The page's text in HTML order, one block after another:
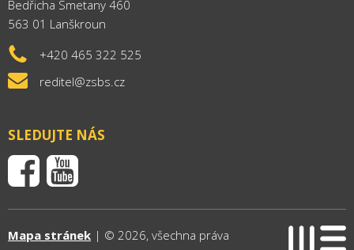
Bedřicha Smetany 460
563 01 Lanškroun
+420 465 322 525
reditel@zsbs.cz
SLEDUJTE NÁS
Mapa stránek | © 2026, všechna práva